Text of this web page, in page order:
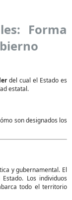
Forma
del cual el Estado es
estatal.
son designados los
y gubernamental. El
Los individuos
todo el territorio